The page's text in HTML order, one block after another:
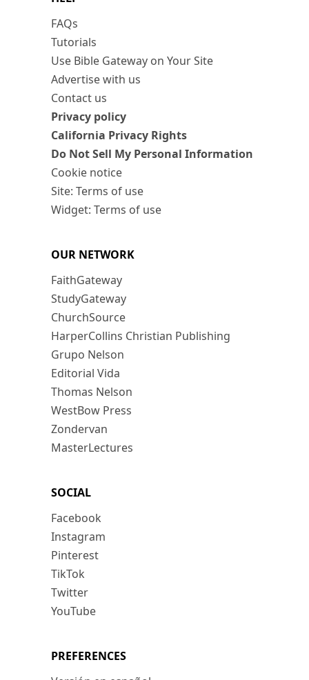
FAQs
Tutorials
Use Bible Gateway on Your Site
Advertise with us
Contact us
Privacy policy
California Privacy Rights
Do Not Sell My Personal Information
Cookie notice
Site: Terms of use
Widget: Terms of use
OUR NETWORK
FaithGateway
StudyGateway
ChurchSource
HarperCollins Christian Publishing
Grupo Nelson
Editorial Vida
Thomas Nelson
WestBow Press
Zondervan
MasterLectures
SOCIAL
Facebook
Instagram
Pinterest
TikTok
Twitter
YouTube
PREFERENCES